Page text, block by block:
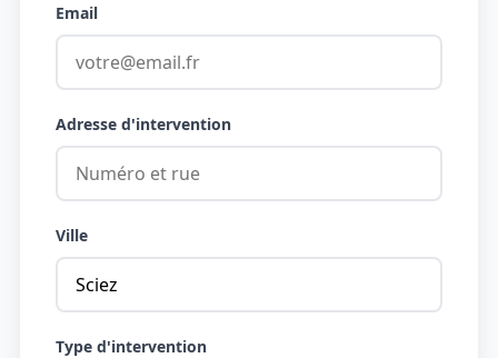
Email
Adresse d'intervention
Ville
Type d'intervention